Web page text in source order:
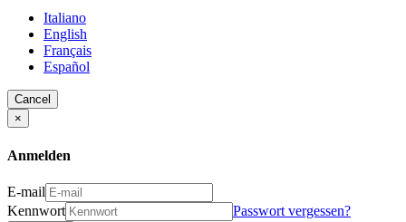
Italiano
English
Français
Español
Cancel
×
Anmelden
E-mail
Kennwort
Passwort vergessen?